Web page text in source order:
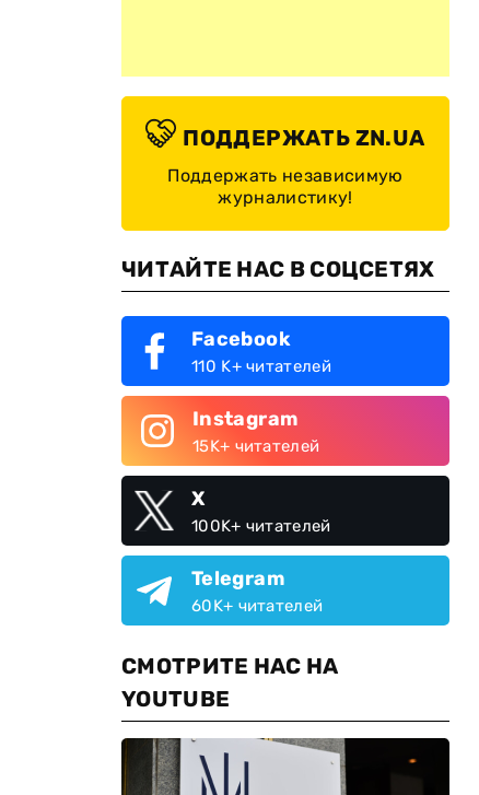
ПОДДЕРЖАТЬ ZN.UA
Поддержать независимую
журналистику!
ЧИТАЙТЕ НАС В СОЦСЕТЯХ
Facebook
110 K+ читателей
Instagram
15K+ читателей
X
100K+ читателей
Telegram
60K+ читателей
СМОТРИТЕ НАС НА
YOUTUBE